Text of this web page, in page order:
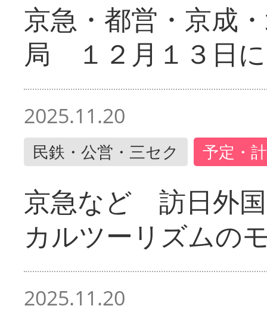
京急・都営・京成
局 １２月１３日
2025.11.20
民鉄・公営・三セク 予定・
京急など 訪日外
カルツーリズムの
2025.11.20